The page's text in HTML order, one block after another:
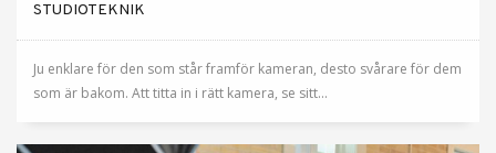
STUDIOTEKNIK
Ju enklare för den som står framför kameran, desto svårare för dem
som är bakom. Att titta in i rätt kamera, se sitt...